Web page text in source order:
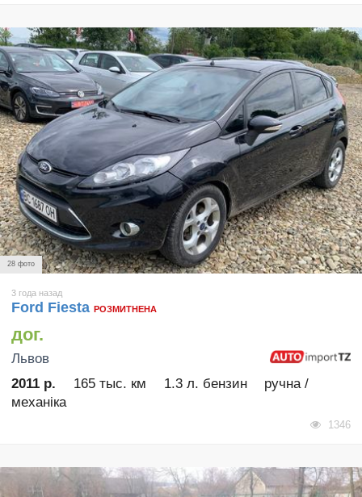
28 фото
3 года назад
Ford Fiesta РОЗМИТНЕНА
дог.
Львов
2011 р.
165 тыс. км 1.3 л. бензин
ручна /
механіка
1346